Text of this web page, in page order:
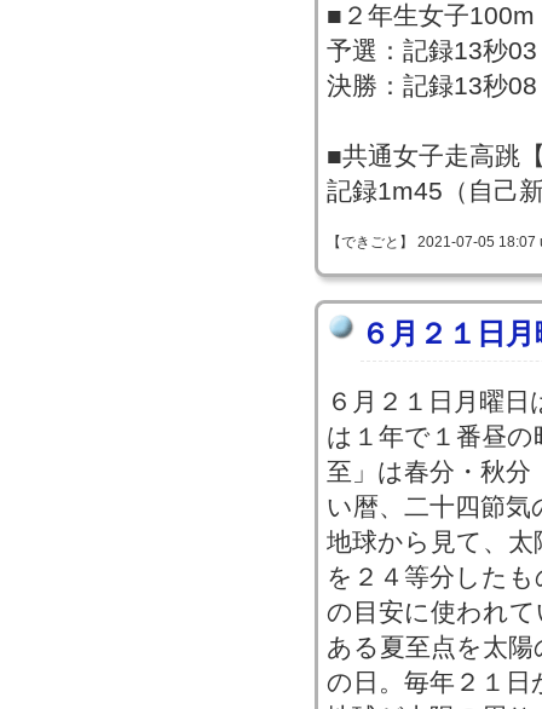
■２年生女子
予選：記録13秒
決勝：記録13秒08
■共通女子走高跳
記録1m45（自己
【できごと】 2021-07-05
６月２１日
６月２１日月曜
は１年で１番昼
至」は春分・秋
い暦、二十四節
地球から見て、
を２４等分した
の目安に使われ
ある夏至点を太
の日。毎年２１